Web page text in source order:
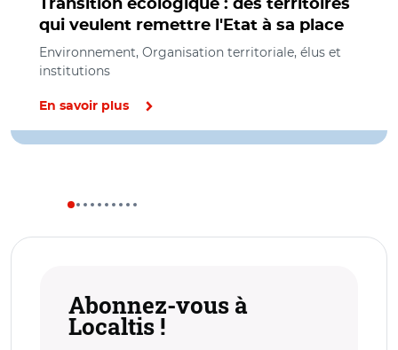
Transition écologique : des territoires
qui veulent remettre l'Etat à sa place
Environnement, Organisation territoriale, élus et
institutions
En savoir plus
Abonnez-vous à
Localtis !